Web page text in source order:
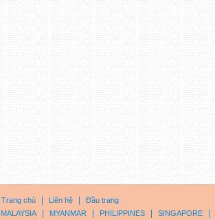
Trang chủ Liên hệ
Đầu trang
MALAYSIA MYANMAR PHILIPPINES SINGAPORE